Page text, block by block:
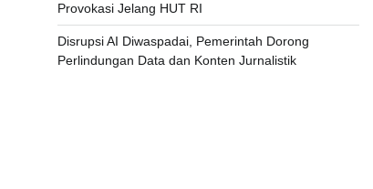
Provokasi Jelang HUT RI
Disrupsi AI Diwaspadai, Pemerintah Dorong
Perlindungan Data dan Konten Jurnalistik